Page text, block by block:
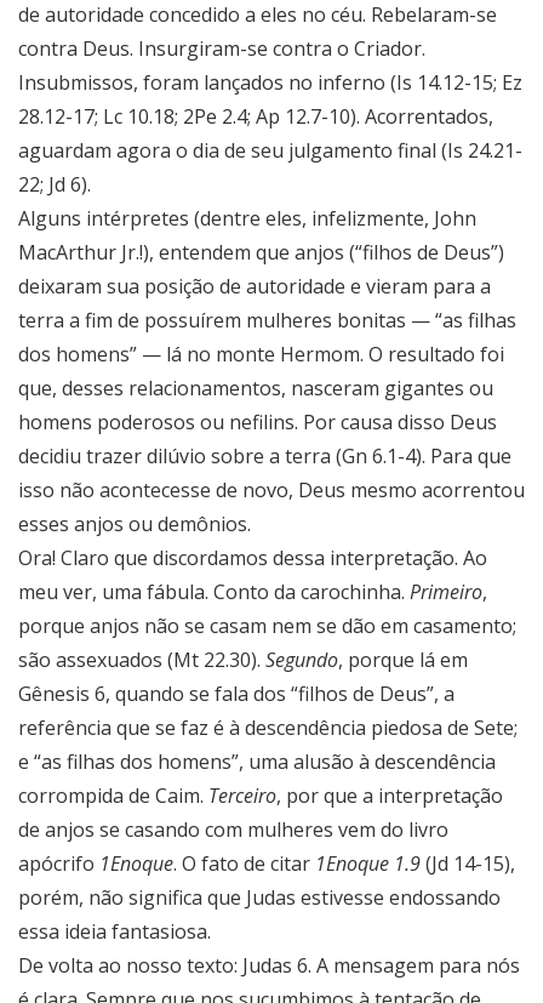
de autoridade concedido a eles no céu. Rebelaram-se
contra Deus. Insurgiram-se contra o Criador.
Insubmissos, foram lançados no inferno (Is 14.12-15; Ez
28.12-17; Lc 10.18; 2Pe 2.4; Ap 12.7-10). Acorrentados,
aguardam agora o dia de seu julgamento final (Is 24.21-
22; Jd 6).
Alguns intérpretes (dentre eles, infelizmente, John
MacArthur Jr.!), entendem que anjos (“filhos de Deus”)
deixaram sua posição de autoridade e vieram para a
terra a fim de possuírem mulheres bonitas — “as filhas
dos homens” — lá no monte Hermom. O resultado foi
que, desses relacionamentos, nasceram gigantes ou
homens poderosos ou nefilins. Por causa disso Deus
decidiu trazer dilúvio sobre a terra (Gn 6.1-4). Para que
isso não acontecesse de novo, Deus mesmo acorrentou
esses anjos ou demônios.
Ora! Claro que discordamos dessa interpretação. Ao
meu ver, uma fábula. Conto da carochinha. Primeiro,
porque anjos não se casam nem se dão em casamento;
são assexuados (Mt 22.30). Segundo, porque lá em
Gênesis 6, quando se fala dos “filhos de Deus”, a
referência que se faz é à descendência piedosa de Sete;
e “as filhas dos homens”, uma alusão à descendência
corrompida de Caim. Terceiro, por que a interpretação
de anjos se casando com mulheres vem do livro
apócrifo 1Enoque. O fato de citar 1Enoque 1.9(Jd 14-15),
porém, não significa que Judas estivesse endossando
essa ideia fantasiosa.
De volta ao nosso texto: Judas 6. A mensagem para nós